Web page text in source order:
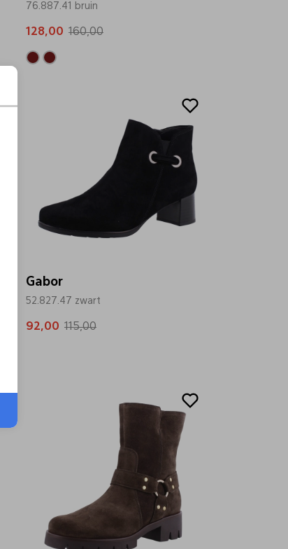
76.887.41 bruin
128,00 160,00
Gabor
52.827.47 zwart
92,00 115,00